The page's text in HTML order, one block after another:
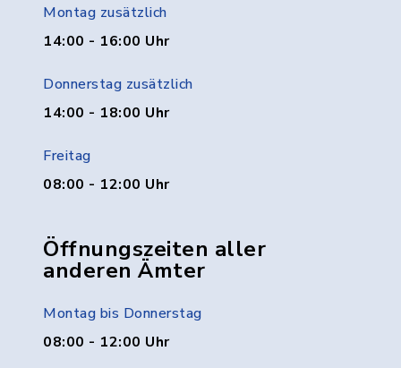
Montag zusätzlich
14:00 - 16:00 Uhr
Donnerstag zusätzlich
14:00 - 18:00 Uhr
Freitag
08:00 - 12:00 Uhr
Öffnungszeiten aller
anderen Ämter
Montag bis Donnerstag
08:00 - 12:00 Uhr